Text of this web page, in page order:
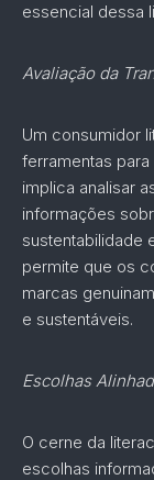
essencial dessa
Avaliação da
Um consumidor
ferramentas
implica analisar
informações
sustentabilidade
permite que os
marcas
e sustentáveis.
Escolhas
O cerne da
escolhas